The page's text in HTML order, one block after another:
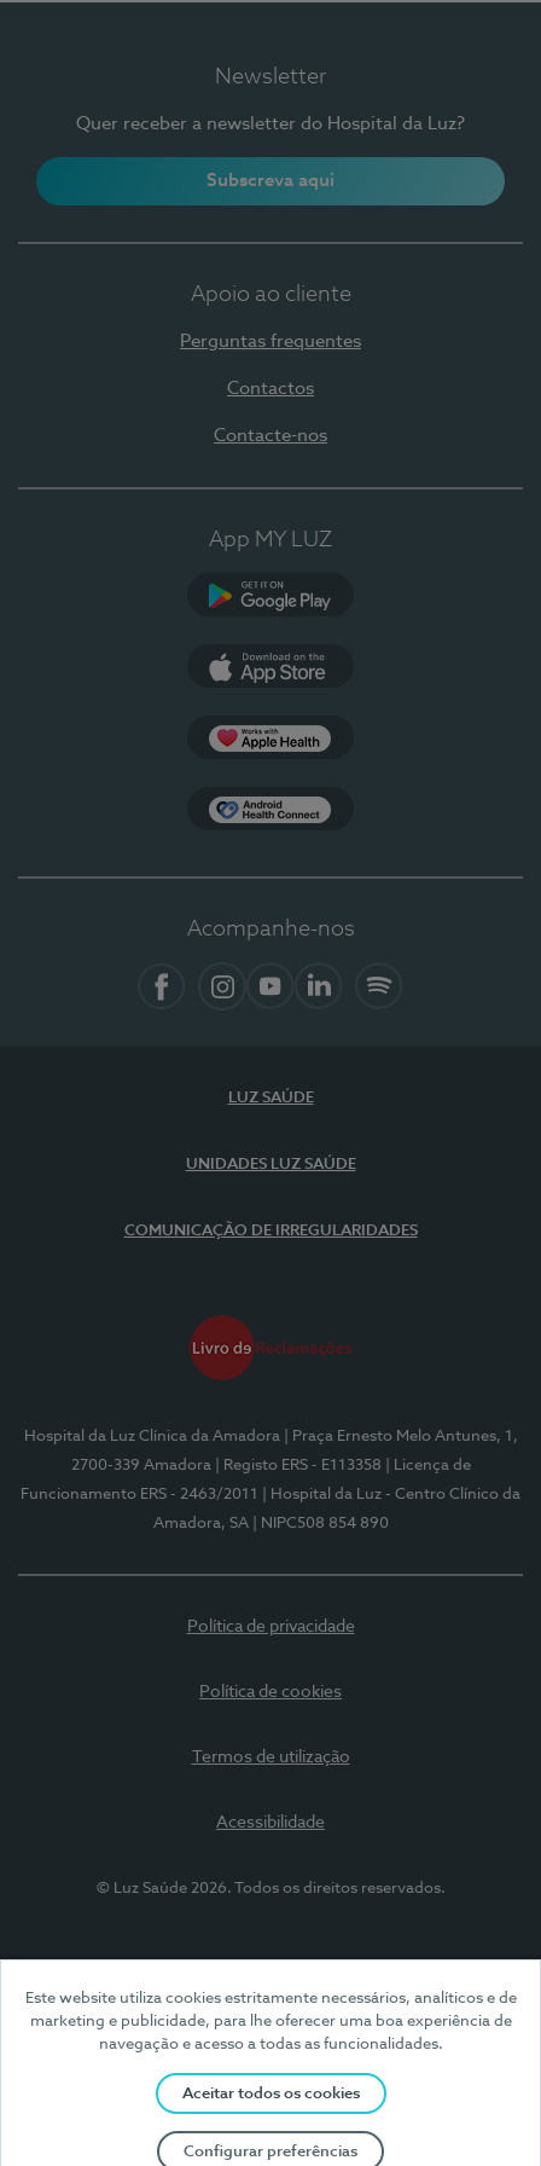
Este website utiliza cookies estritamente necessários, analíticos e de
marketing e publicidade, para lhe oferecer uma boa experiência de
navegação e acesso a todas as funcionalidades.
Aceitar todos os cookies
Configurar preferências
Newsletter
Quer receber a newsletter do Hospital da Luz?
Subscreva aqui
Apoio ao cliente
Perguntas frequentes
Contactos
Contacte-nos
App MY LUZ
Acompanhe-nos
LUZ SAÚDE
UNIDADES LUZ SAÚDE
COMUNICAÇÃO DE IRREGULARIDADES
Hospital da Luz Clínica da Amadora
| Praça Ernesto Melo Antunes, 1,
2700-339 Amadora
| Registo ERS - E113358
| Licença de
Funcionamento ERS - 2463/2011
| Hospital da Luz - Centro Clínico da
Amadora, SA
| NIPC508 854 890
Política de privacidade
Política de cookies
Termos de utilização
Acessibilidade
© Luz Saúde 2026. Todos os direitos reservados.